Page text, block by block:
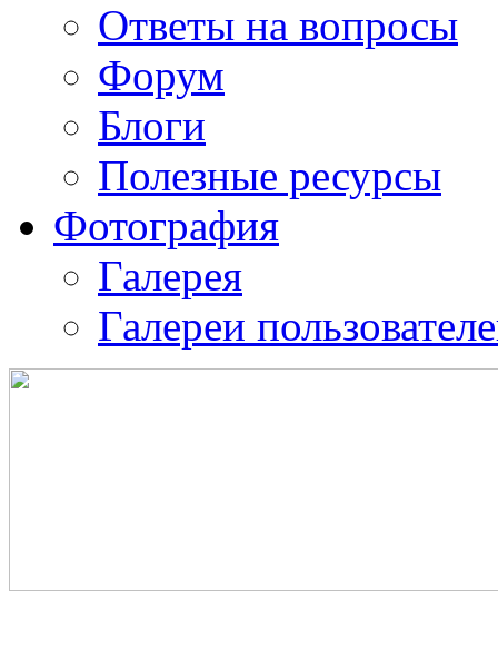
Ответы на вопросы
Форум
Блоги
Полезные ресурсы
Фотография
Галерея
Галереи